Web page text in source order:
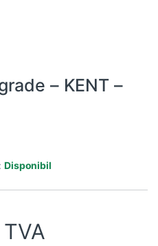
– KENT –
Disponibil